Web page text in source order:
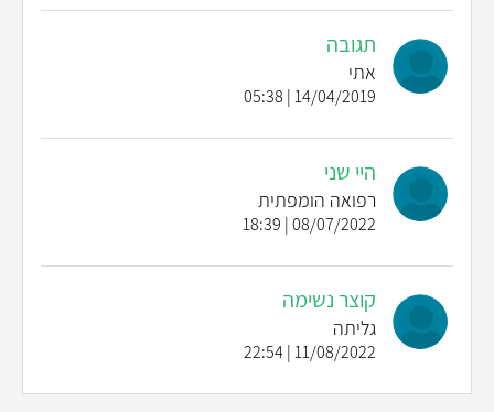
תגובה
אתי
14/04/2019 | 05:38
היי שני
רפואה הומפתית
08/07/2022 | 18:39
קוצר נשימה
גליתה
11/08/2022 | 22:54